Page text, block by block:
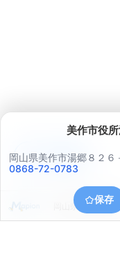
美作市役
岡山県美作市湯郷８２６
0868-72-0783
保存
岡山県美作市三
アプリで見る